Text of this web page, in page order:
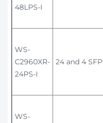
48LPS-I
WS-
C2960XR-
24PS-I
24 and 4 SFP
WS-